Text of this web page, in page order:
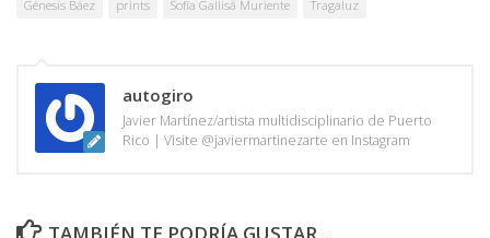
Génesis Báez
prints Sofía Gallisá Muriente Tragaluz
autogiro
Javier Martínez/artista multidisciplinario de Puerto
Rico | Visite @javiermartinezarte en Instagram
TAMBIÉN TE PODRÍA GUSTAR...